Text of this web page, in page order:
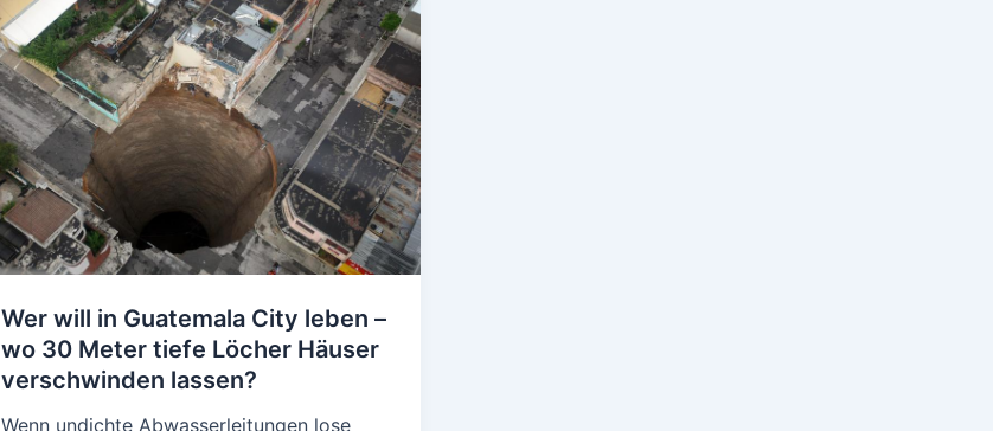
Wer will in Guatemala City leben –
wo 30 Meter tiefe Löcher Häuser
verschwinden lassen?
Wenn undichte Abwasserleitungen lose